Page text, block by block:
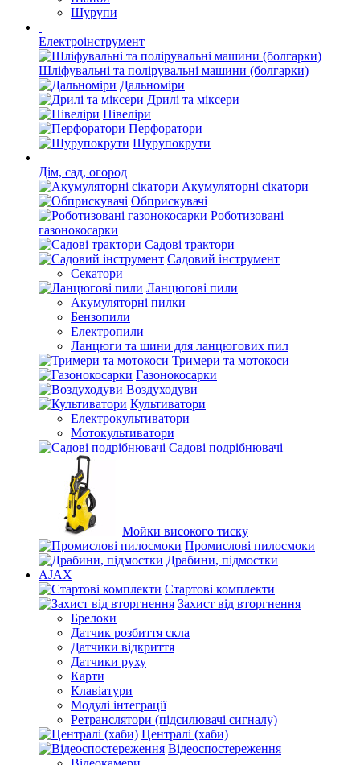
Шурупи
Електроінструмент
Шліфувальні та полірувальні машини (болгарки)
Дальноміри
Дрилі та міксери
Нівеліри
Перфоратори
Шурупокрути
Дім, сад, огород
Акумуляторні сікатори
Обприскувачі
Роботизовані
газонокосарки
Садові трактори
Садовий інструмент
Секатори
Ланцюгові пили
Акумуляторні пилки
Бензопили
Електропили
Ланцюги та шини для ланцюгових пил
Тримери та мотокоси
Газонокосарки
Воздуходуви
Культиватори
Електрокультиватори
Мотокультиватори
Садові подрібнювачі
Мойки високого тиску
Промислові пилосмоки
Драбини, підмостки
AJAX
Стартові комплекти
Захист від вторгнення
Брелоки
Датчик розбиття скла
Датчики відкриття
Датчики руху
Карти
Клавіатури
Модулі інтеграції
Ретранслятори (підсилювачі сигналу)
Централі (хаби)
Відеоспостереження